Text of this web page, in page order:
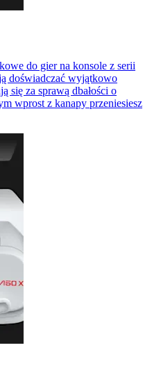
do gier na konsole z serii
doświadczać wyjątkowo
się za sprawą dbałości o
wprost z kanapy przeniesiesz